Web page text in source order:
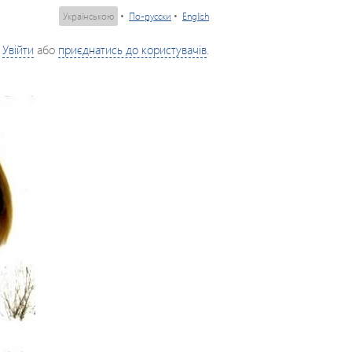
Українською • По-русски • English
Увійти або приєднатись до користувачів.